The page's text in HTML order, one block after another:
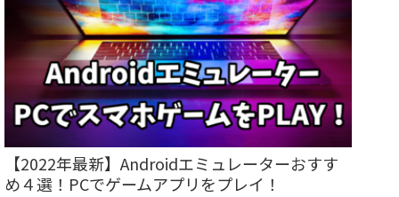
【2022年最新】Androidエミュレーターおすす
め４選！PCでゲームアプリをプレイ！